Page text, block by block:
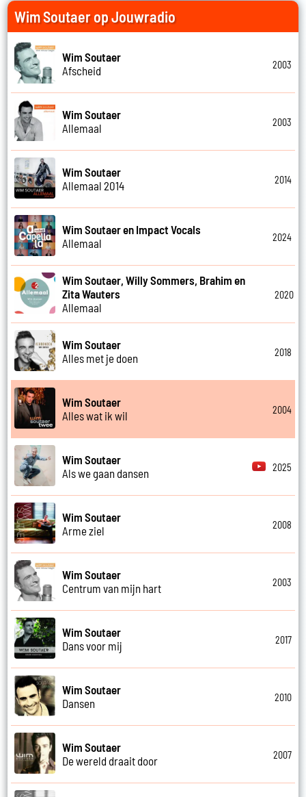
Wim Soutaer op Jouwradio
Wim Soutaer
Afscheid
2003
Wim Soutaer
Allemaal
2003
Wim Soutaer
Allemaal 2014
2014
Wim Soutaer en Impact Vocals
Allemaal
2024
Wim Soutaer, Willy Sommers, Brahim en
Zita Wauters
Allemaal
2020
Wim Soutaer
Alles met je doen
2018
Wim Soutaer
Alles wat ik wil
2004
Wim Soutaer
Als we gaan dansen
2025
Wim Soutaer
Arme ziel
2008
Wim Soutaer
Centrum van mijn hart
2003
Wim Soutaer
Dans voor mij
2017
Wim Soutaer
Dansen
2010
Wim Soutaer
De wereld draait door
2007